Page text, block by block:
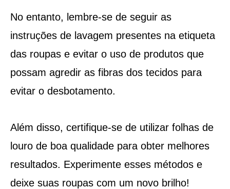
No entanto, lembre-se de seguir as
instruções de lavagem presentes na etiqueta
das roupas e evitar o uso de produtos que
possam agredir as fibras dos tecidos para
evitar o desbotamento.
Além disso, certifique-se de utilizar folhas de
louro de boa qualidade para obter melhores
resultados. Experimente esses métodos e
deixe suas roupas com um novo brilho!